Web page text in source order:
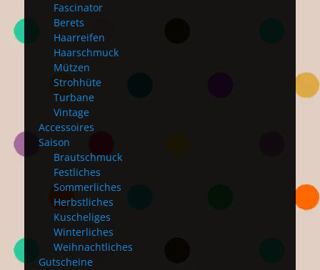
Fascinator
Berets
Haarreifen
Haarschmuck
Mützen
Strohhüte
Turbane
Vintage
Accessoires
Saison
Brautschmuck
Festliches
Sommerliches
Herbstliches
Kuscheliges
Winterliches
Weihnachtliches
Gutscheine